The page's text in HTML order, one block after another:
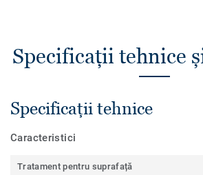
Specificații tehnice
Specificații tehnice
Caracteristici
Tratament pentru suprafață